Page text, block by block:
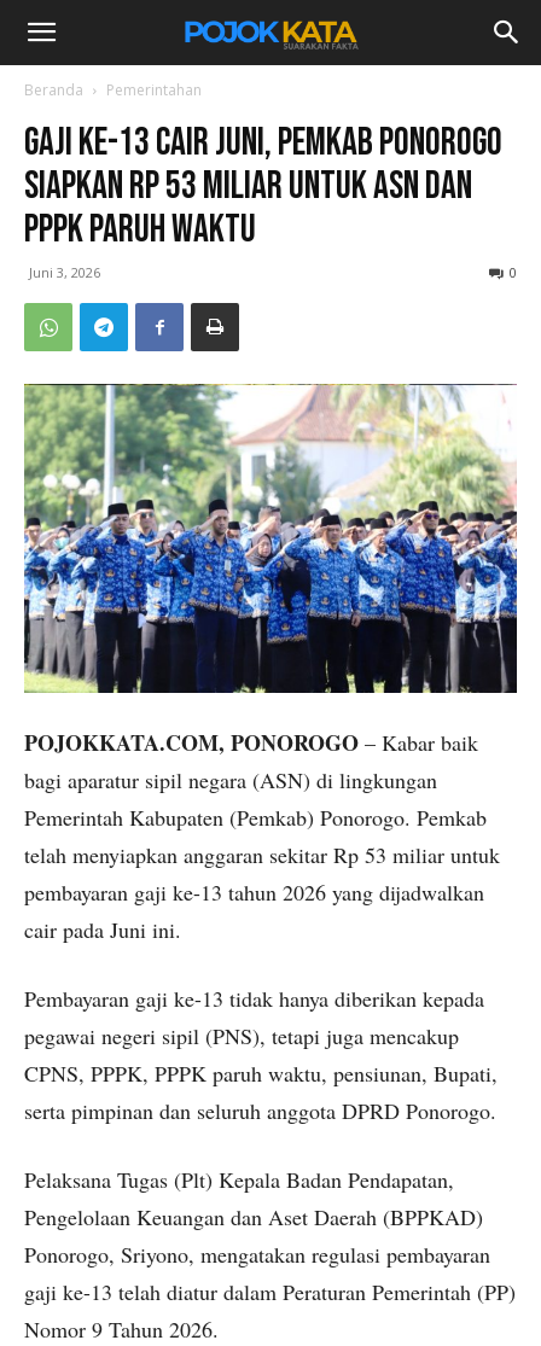
Beranda Pemerintahan
Gaji ke-13 Cair Juni, Pemkab Ponorogo
Siapkan Rp 53 Miliar untuk ASN dan
PPPK Paruh Waktu
Juni 3, 2026 0
POJOKKATA.COM, PONOROGO – Kabar baik
bagi aparatur sipil negara (ASN) di lingkungan
Pemerintah Kabupaten (Pemkab) Ponorogo. Pemkab
telah menyiapkan anggaran sekitar Rp 53 miliar untuk
pembayaran gaji ke-13 tahun 2026 yang dijadwalkan
cair pada Juni ini.
Pembayaran gaji ke-13 tidak hanya diberikan kepada
pegawai negeri sipil (PNS), tetapi juga mencakup
CPNS, PPPK, PPPK paruh waktu, pensiunan, Bupati,
serta pimpinan dan seluruh anggota DPRD Ponorogo.
Pelaksana Tugas (Plt) Kepala Badan Pendapatan,
Pengelolaan Keuangan dan Aset Daerah (BPPKAD)
Ponorogo, Sriyono, mengatakan regulasi pembayaran
gaji ke-13 telah diatur dalam Peraturan Pemerintah (PP)
Nomor 9 Tahun 2026.